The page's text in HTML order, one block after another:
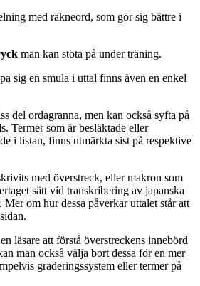
med räkneord, som gör sig bättre i
man kan stöta på under träning.
sig en smula i uttal finns även en enkel
del ordagranna, men kan också syfta på
Termer som är besläktade eller
i listan, finns utmärkta sist på respektive
med överstreck, eller makron som
sätt vid transkribering av japanska
om hur dessa påverkar uttalet står att
läsare att förstå överstreckens innebörd
man också välja bort dessa för en mer
graderingssystem eller termer på